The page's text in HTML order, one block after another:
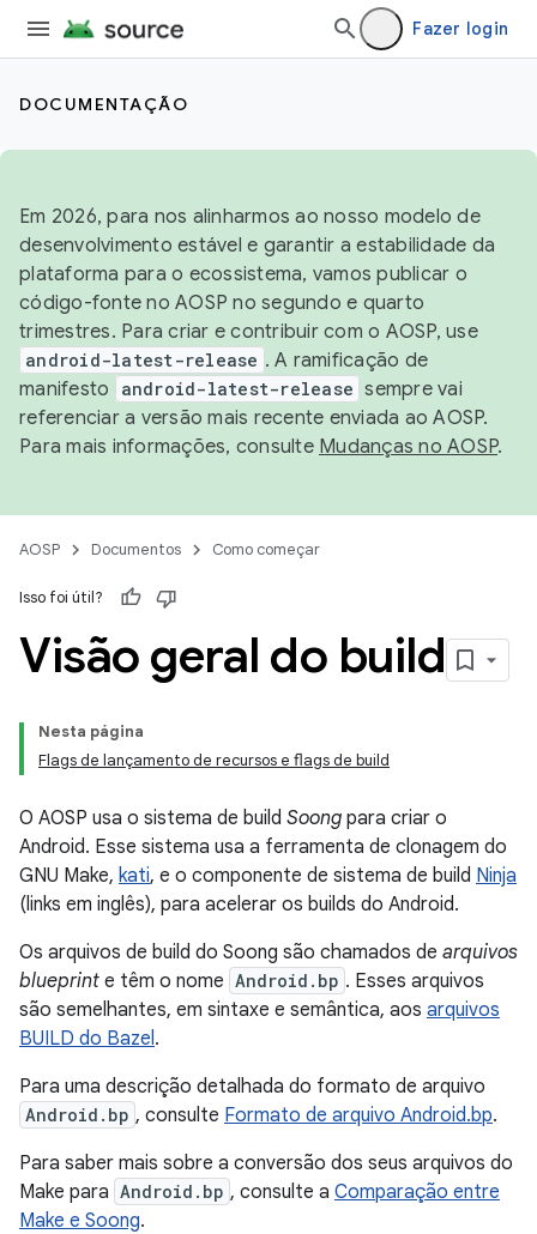
Fazer login
DOCUMENTAÇÃO
Em 2026, para nos alinharmos ao nosso modelo de
desenvolvimento estável e garantir a estabilidade da
plataforma para o ecossistema, vamos publicar o
código-fonte no AOSP no segundo e quarto
trimestres. Para criar e contribuir com o AOSP, use
android-latest-release . A ramificação de
manifesto
android-latest-release sempre vai
referenciar a versão mais recente enviada ao AOSP.
Para mais informações, consulte Mudanças no AOSP.
AOSP Documentos Como começar
Isso foi útil?
Visão geral do build
Nesta página
Flags de lançamento de recursos e flags de build
O AOSP usa o sistema de build Soong para criar o
Android. Esse sistema usa a ferramenta de clonagem do
GNU Make, kati, e o componente de sistema de build Ninja
(links em inglês), para acelerar os builds do Android.
Os arquivos de build do Soong são chamados de arquivos
blueprint e têm o nome Android.bp . Esses arquivos
são semelhantes, em sintaxe e semântica, aos arquivos
BUILD do Bazel.
Para uma descrição detalhada do formato de arquivo
Android.bp , consulte Formato de arquivo Android.bp.
Para saber mais sobre a conversão dos seus arquivos do
Make para Android.bp , consulte a Comparação entre
Make e Soong.